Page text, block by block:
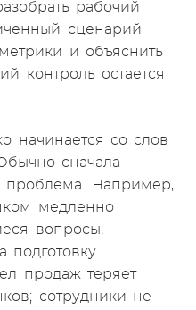
рабочий
сценарий
и объяснить
контроль остается
начинается со слов
сначала
проблема. Например,
медленно
вопросы;
подготовку
продаж теряет
сотрудники не